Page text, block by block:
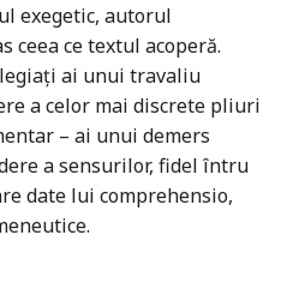
exegetic, autorul
ceea ce textul acoperă.
ai unui travaliu
a celor mai discrete pliuri
– ai unui demers
a sensurilor, fidel întru
date lui comprehensio,